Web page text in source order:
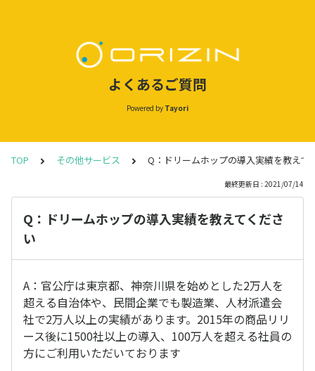
よくあるご質問
Powered by Tayori
TOP その他サービス Q：ドリームホップの導入実績を教えて
最終更新日 : 2021/07/14
Q：ドリームホップの導入実績を教えてくださ
い
A：官公庁は東京都、神奈川県を始めとした2万人を
超える自治体や、民間企業でも製造業、人材派遣会
社で2万人以上の実績があります。2015年の商品リリ
ース後に1500社以上の導入、100万人を超える社員の
方にご利用いただいております